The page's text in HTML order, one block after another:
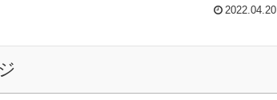
2022.04.20